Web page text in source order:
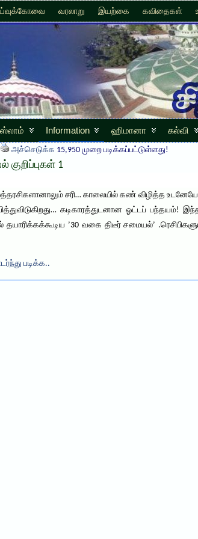
வரலாறு இயற்கை கவிதைகள்
Information ஹிமானா கல்வி
அச்செடுக்க 15,950 முறை படிக்கப்பட்டுள்ளது!
1
சரி… காலையில் கண் விழித்த
கடிகாரத்துடனான ஓட்டப்
தயாரிக்கக்கூடிய ’30 வகை திடீர் சமையல்’
படிக்க..